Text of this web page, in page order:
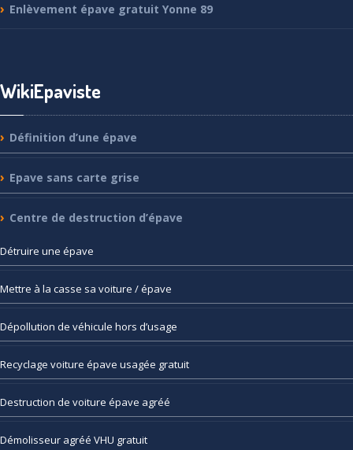
Enlèvement épave gratuit Yonne 89
WikiEpaviste
Définition d’une épave
Epave sans carte grise
Centre de destruction d’épave
Détruire une épave
Mettre à la casse sa voiture / épave
Dépollution de véhicule hors d’usage
Recyclage voiture épave usagée gratuit
Destruction de voiture épave agréé
Démolisseur agréé VHU gratuit